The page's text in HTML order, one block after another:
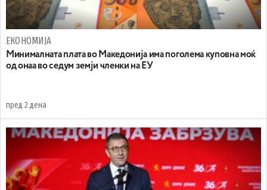
ЕКОНОМИЈА
Минималната плата во Македонија има поголема куповна моќ
од онаа во седум земји членки на ЕУ
пред 2 дена